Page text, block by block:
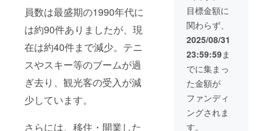
員数は最盛期の1990年代に
は約90件ありましたが、現
在は約40件まで減少。テニ
スやスキー等のブームが過
ぎ去り、観光客の受入が減
少しています。
さらには、移住・開業した
風・大
雪・地
震など
の自然
災害発
生時は
安全を
最優先
とし、
中止ま
たは
コース
ます。
＜登山
ガイド
詳細
定）＞
09:00
Forest
Base集
合
09:15
アイス
さい。
・プ
レート
サイ
ズ：約
20cm ×
5cm ・
掲示期
間：
2025年
12月か
ら本施
回のご
支援で
設置す
るペチ
カス
トーブ
のレン
ガ部分
に掲示
しま
す。 ・
刻印を
目標金額に
関わらず、
2025/08/31
23:59:59ま
でに集まっ
た金額が
ファンディ
ングされま
す。